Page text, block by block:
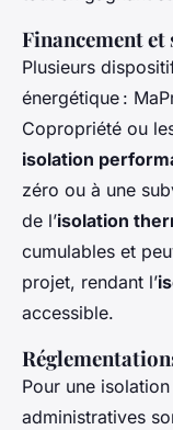
Financement
Plusieurs
énergétique :
Copropriété ou
isolation
zéro ou à une
de l’isolation
cumulables et
projet, rendant l’
accessible.
Pour une
administratives